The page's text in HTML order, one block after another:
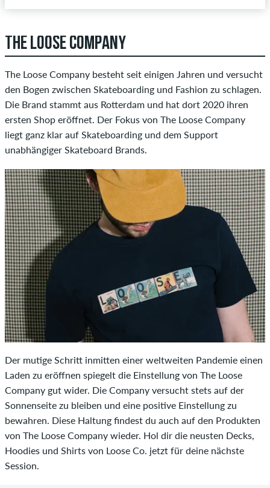
THE LOOSE COMPANY
The Loose Company besteht seit einigen Jahren und versucht
den Bogen zwischen Skateboarding und Fashion zu schlagen.
Die Brand stammt aus Rotterdam und hat dort 2020 ihren
ersten Shop eröffnet. Der Fokus von The Loose Company
liegt ganz klar auf Skateboarding und dem Support
unabhängiger Skateboard Brands.
Der mutige Schritt inmitten einer weltweiten Pandemie einen
Laden zu eröffnen spiegelt die Einstellung von The Loose
Company gut wider. Die Company versucht stets auf der
Sonnenseite zu bleiben und eine positive Einstellung zu
bewahren. Diese Haltung findest du auch auf den Produkten
von The Loose Company wieder. Hol dir die neusten Decks,
Hoodies und Shirts von Loose Co. jetzt für deine nächste
Session.